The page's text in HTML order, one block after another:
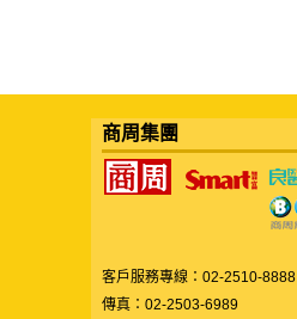
商周集團
客戶服務專線：02-2510-8888
傳真：02-2503-6989